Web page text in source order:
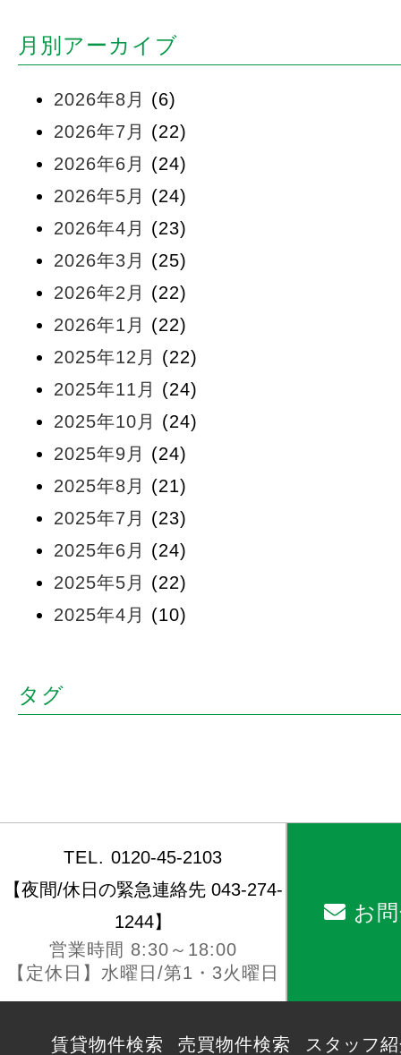
月別アーカイブ
2026年8月
(6)
2026年7月
(22)
2026年6月
(24)
2026年5月
(24)
2026年4月
(23)
2026年3月
(25)
2026年2月
(22)
2026年1月
(22)
2025年12月
(22)
2025年11月
(24)
2025年10月
(24)
2025年9月
(24)
2025年8月
(21)
2025年7月
(23)
2025年6月
(24)
2025年5月
(22)
2025年4月
(10)
タグ
TEL. 0120-45-2103
【夜間/休日の緊急連絡先 043-274-
1244】
営業時間 8:30～18:00
【定休日】水曜日/第1・3火曜日
お
賃貸物件検索 売買物件検索
スタッフ